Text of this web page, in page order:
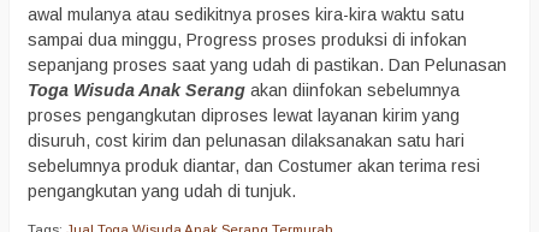
awal mulanya atau sedikitnya proses kira-kira waktu satu
sampai dua minggu, Progress proses produksi di infokan
sepanjang proses saat yang udah di pastikan. Dan Pelunasan
Toga Wisuda Anak Serang akan diinfokan sebelumnya
proses pengangkutan diproses lewat layanan kirim yang
disuruh, cost kirim dan pelunasan dilaksanakan satu hari
sebelumnya produk diantar, dan Costumer akan terima resi
pengangkutan yang udah di tunjuk.